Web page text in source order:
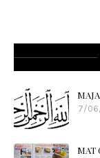
7/06/
MAT